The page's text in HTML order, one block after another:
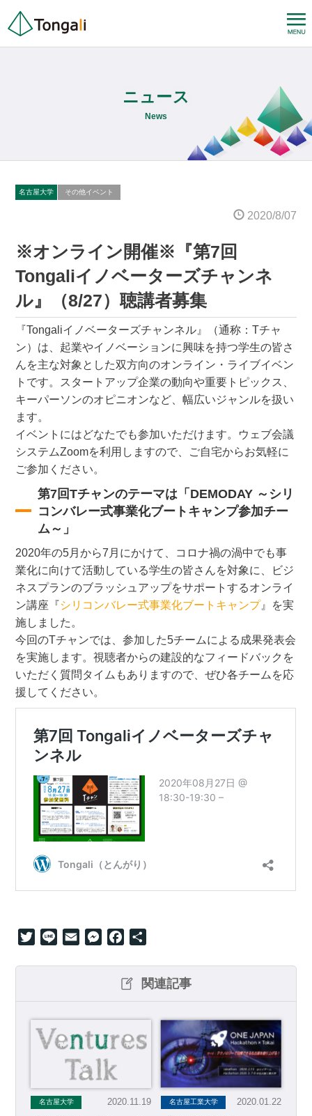
ニュース
News
名古屋大学 その他イベント
2020/8/07
※オンライン開催※『第7回
Tongaliイノベーターズチャンネ
ル』（8/27）聴講者募集
『Tongaliイノベーターズチャンネル』（通称：Tチャ
ン）は、起業やイノベーションに興味を持つ学生の皆さ
んを主な対象とした双方向のオンライン・ライブイベン
トです。スタートアップ企業の動向や重要トピックス、
キーパーソンのオピニオンなど、幅広いジャンルを扱い
ます。
イベントにはどなたでも参加いただけます。ウェブ会議
システムZoomを利用しますので、ご自宅からお気軽に
ご参加ください。
第7回Tチャンのテーマは「DEMODAY ～シリ
コンバレー式事業化ブートキャンプ参加チー
ム～」
2020年の5月から7月にかけて、コロナ禍の渦中でも事
業化に向けて活動している学生の皆さんを対象に、ビジ
ネスプランのブラッシュアップをサポートするオンライ
ン講座『シリコンバレー式事業化ブートキャンプ』を実
施しました。
今回のTチャンでは、参加した5チームによる成果発表会
を実施します。視聴者からの建設的なフィードバックを
いただく質問タイムもありますので、ぜひ各チームを応
援してください。
TwitterLine Email Messenger
Facebook
関連記事
名古屋大学 2020.11.19 名古屋工業大学 2020.01.22